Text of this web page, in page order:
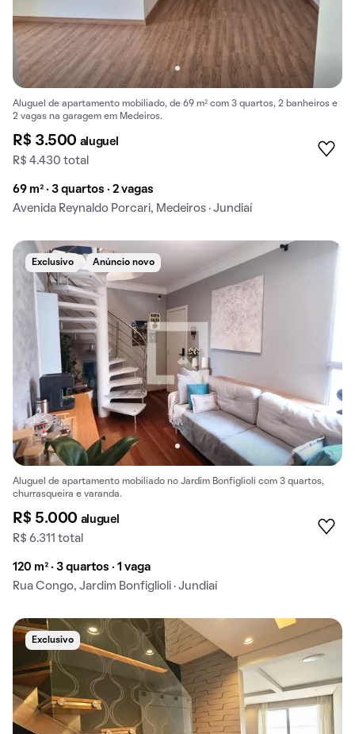
Aluguel de apartamento mobiliado, de 69 m² com 3 quartos, 2 banheiros e
2 vagas na garagem em Medeiros.
R$ 3.500 aluguel
R$ 4.430 total
69 m² · 3 quartos · 2 vagas
Avenida Reynaldo Porcari, Medeiros · Jundiaí
Exclusivo Anúncio novo
Aluguel de apartamento mobiliado no Jardim Bonfiglioli com 3 quartos,
churrasqueira e varanda.
R$ 5.000 aluguel
R$ 6.311 total
120 m² · 3 quartos · 1 vaga
Rua Congo, Jardim Bonfiglioli · Jundiaí
Exclusivo